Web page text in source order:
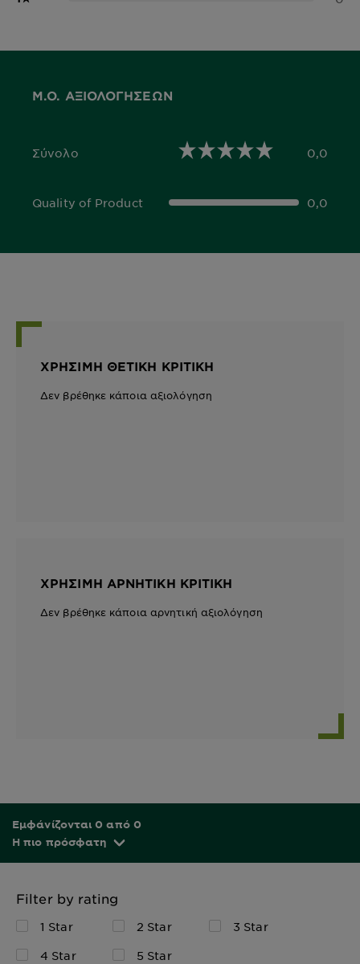
Μ.Ο. ΑΞΙΟΛΟΓΉΣΕΩΝ
Σύνολο
0,0 out of 5 stars 0,0
Quality of Product
0,0 out of 5 stars 0,0
ΧΡΉΣΙΜΗ ΘΕΤΙΚΉ ΚΡΙΤΙΚΉ
Δεν βρέθηκε κάποια αξιολόγηση
ΧΡΉΣΙΜΗ ΑΡΝΗΤΙΚΉ ΚΡΙΤΙΚΉ
Δεν βρέθηκε κάποια αρνητική αξιολόγηση
Εμφάνίζονται 0 από 0
Η πιο πρόσφατη
Filter by rating
1 Star 2 Star
3 Star
4 Star
5 Star